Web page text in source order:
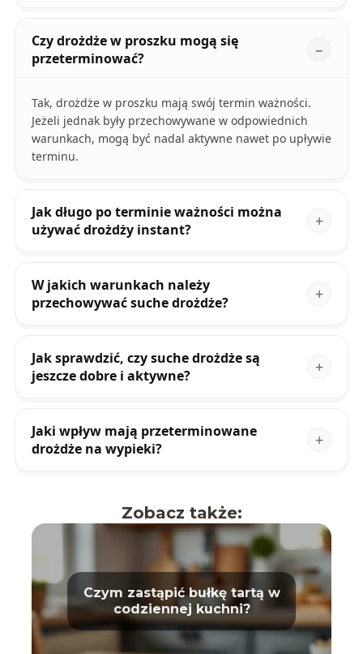
Czy drożdże w proszku mogą się
przeterminować?
Tak, drożdże w proszku mają swój termin ważności.
Jeżeli jednak były przechowywane w odpowiednich
warunkach, mogą być nadal aktywne nawet po upływie
terminu.
Jak długo po terminie ważności można
używać drożdży instant?
W jakich warunkach należy
przechowywać suche drożdże?
Jak sprawdzić, czy suche drożdże są
jeszcze dobre i aktywne?
Jaki wpływ mają przeterminowane
drożdże na wypieki?
Zobacz także:
Czym zastąpić bułkę tartą w
codziennej kuchni?